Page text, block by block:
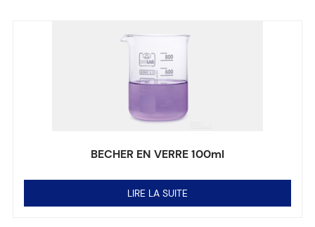
BECHER EN VERRE 100ml
LIRE LA SUITE